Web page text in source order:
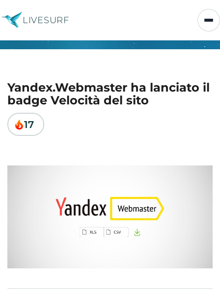
LIVESURF
Yandex.Webmaster ha lanciato il
badge Velocità del sito
17